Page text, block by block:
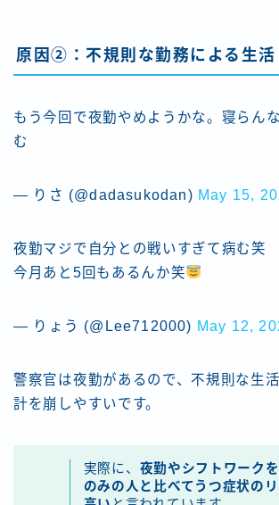
原因②：不規則な勤務による生活
もう今回で夜勤やめようかな。寝らん
む
— りさ (@dadasukodan) May 15,
夜勤マジで自分との戦いすぎて病む笑
今月あと5回もあるんか笑
— りょう (@Lee712000) May 12,
警察官は夜勤があるので、不規則な生
計を崩しやすいです。
実際に、 夜勤やシフトワーク
のみの人と比べてうつ症状の